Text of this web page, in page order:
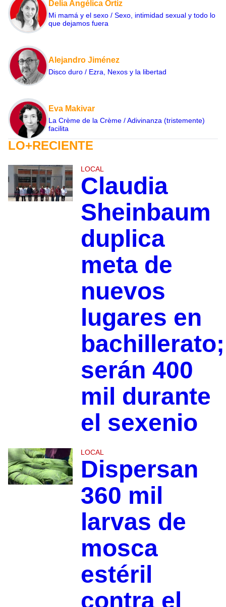
Delia Angélica Ortiz
Mi mamá y el sexo / Sexo, intimidad sexual y todo lo
que dejamos fuera
Alejandro Jiménez
Disco duro / Ezra, Nexos y la libertad
Eva Makivar
La Crème de la Crème / Adivinanza (tristemente)
facilita
LO+RECIENTE
LOCAL
Claudia
Sheinbaum
duplica
meta de
nuevos
lugares en
bachillerato;
serán 400
mil durante
el sexenio
LOCAL
Dispersan
360 mil
larvas de
mosca
estéril
contra el